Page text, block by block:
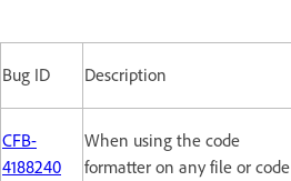
Bug ID Description
CFB-
4188240
When using the code
formatter on any file or code